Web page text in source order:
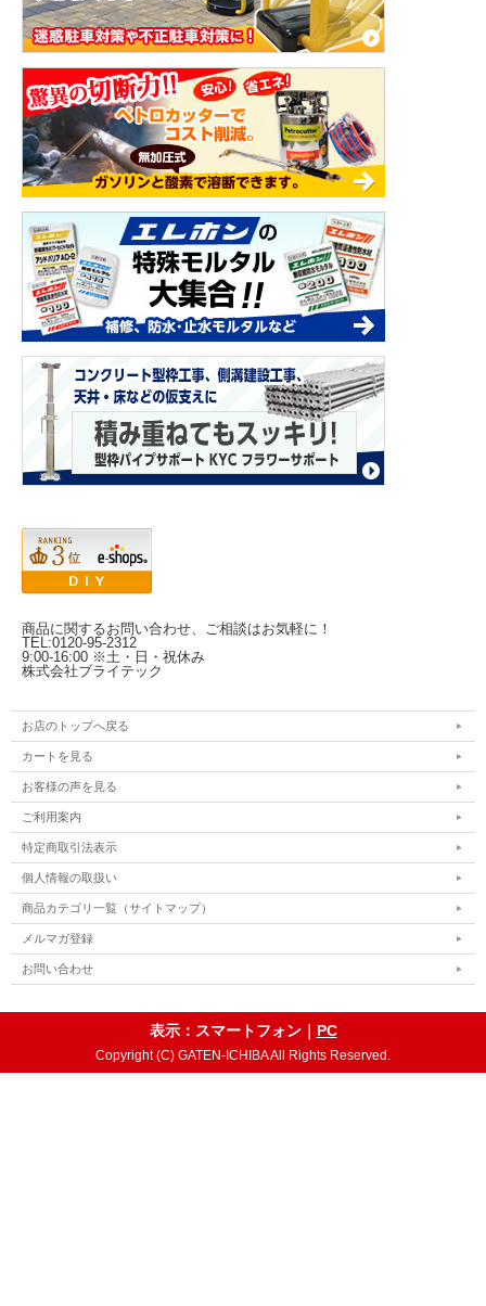
商品に関するお問い合わせ、ご相談はお気軽に！
TEL:0120-95-2312
9:00-16:00 ※土・日・祝休み
株式会社ブライテック
お店のトップへ戻る
カートを見る
お客様の声を見る
ご利用案内
特定商取引法表示
個人情報の取扱い
商品カテゴリ一覧（サイトマップ）
メルマガ登録
お問い合わせ
表示：スマートフォン｜ PC
Copyright (C) GATEN-ICHIBA All Rights Reserved.